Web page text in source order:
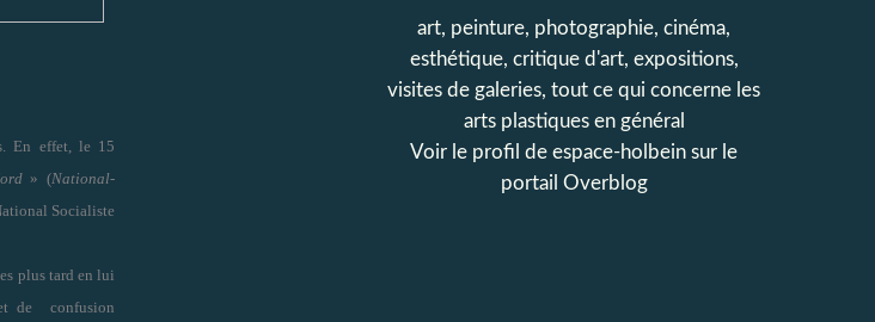
En effet, le 15
» (National-
Socialiste
plus tard en lui
de confusion
art, peinture, photographie, cinéma,
esthétique, critique d'art, expositions,
visites de galeries, tout ce qui concerne les
arts plastiques en général
Voir le profil de espace-holbein sur le
portail Overblog